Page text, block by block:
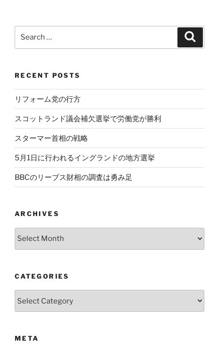
RECENT POSTS
リフォーム党の行方
スコットランド議会補欠選挙で労働党が勝利
スターマー首相の戦略
5月1日に行われるイングランドの地方選挙
BBCのリーブス財相の調査は勇み足
ARCHIVES
Archives
CATEGORIES
META